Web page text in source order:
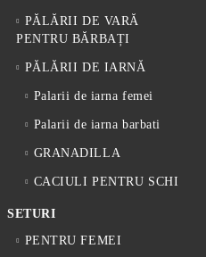
PĂLĂRII DE VARĂ
PENTRU BĂRBAȚI
PĂLĂRII DE IARNĂ
Palarii de iarna femei
Palarii de iarna barbati
GRANADILLA
CACIULI PENTRU SCHI
SETURI
PENTRU FEMEI